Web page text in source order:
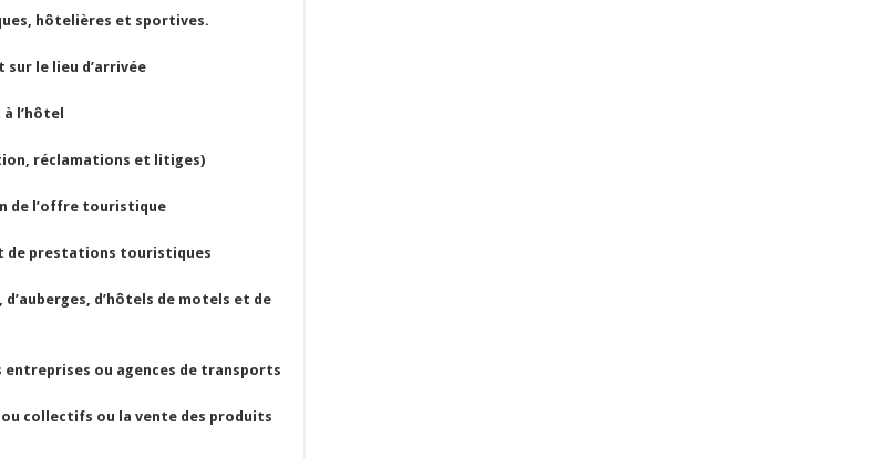
hôtelières et sportives.
le lieu d’arrivée
l’hôtel
réclamations et litiges)
l’offre touristique
de prestations touristiques
d’hôtels de motels et de
ou agences de transports
collectifs ou la vente des produits